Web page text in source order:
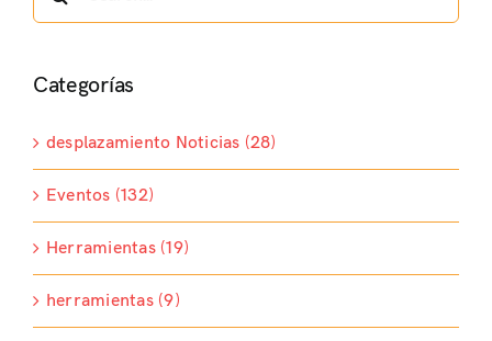
Categorías
desplazamiento Noticias (28)
Eventos (132)
Herramientas (19)
herramientas (9)